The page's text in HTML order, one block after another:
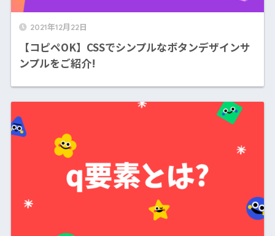
2021年12月22日
【コピペOK】CSSでシンプルなボタンデザインサ
ンプルをご紹介!